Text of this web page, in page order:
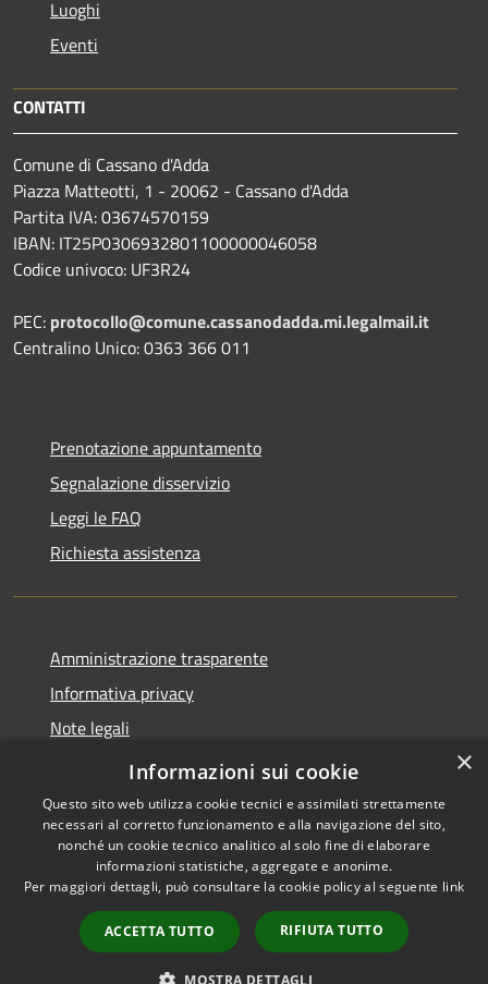
Luoghi
Eventi
CONTATTI
Comune di Cassano d'Adda
Piazza Matteotti, 1 - 20062 - Cassano d'Adda
Partita IVA: 03674570159
IBAN: IT25P0306932801100000046058
Codice univoco: UF3R24
PEC: protocollo@comune.cassanodadda.mi.legalmail.it
Centralino Unico: 0363 366 011
Prenotazione appuntamento
Segnalazione disservizio
Leggi le FAQ
Richiesta assistenza
Amministrazione trasparente
Informativa privacy
Note legali
Dichiarazione di accessibilità
Accessibilità
Copyright © 2026 • Comune di
Cassano d'Adda • Powered by
Municipium•
Accesso
redazione
×
Informazioni sui cookie
Questo sito web utilizza cookie tecnici e assimilati strettamente
necessari al corretto funzionamento e alla navigazione del sito,
nonché un cookie tecnico analitico al solo fine di elaborare
informazioni statistiche, aggregate e anonime.
Per maggiori dettagli, può consultare la cookie policy al seguente link
ACCETTA TUTTO RIFIUTA TUTTO
MOSTRA DETTAGLI